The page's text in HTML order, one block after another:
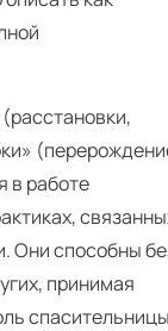
в работе
Они способны
принимая